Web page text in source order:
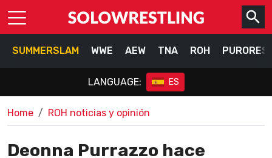
SUMMERSLAM WWE AEW TNA ROH
LANGUAGE: ES
Home ROH noticias y opinión
Deonna Purrazzo hace